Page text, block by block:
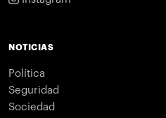
NOTICIAS
Política
Seguridad
Sociedad